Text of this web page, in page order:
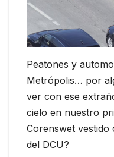
Peatones y
Metrópolis… por
ver con ese
cielo en nuestro
Corenswet
del DCU?